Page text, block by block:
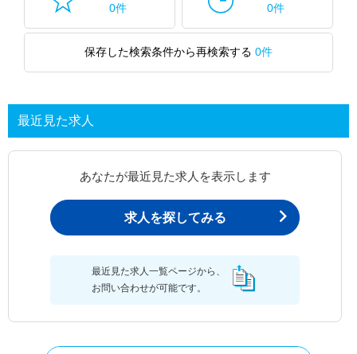
0件
0件
保存した検索条件から再検索する 0件
最近見た求人
あなたが最近見た求人を表示します
求人を探してみる
最近見た求人一覧ページから、
お問い合わせが可能です。